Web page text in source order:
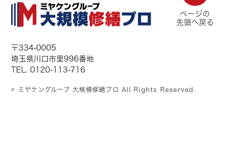
ページの
先頭へ戻る
〒334-0005
埼玉県川口市里996番地
TEL. 0120-113-716
© ミヤケングループ 大規模修繕プロ All Rights Reserved.